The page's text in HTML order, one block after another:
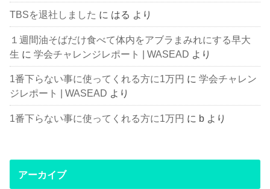
TBSを退社しました に はる より
１週間油そばだけ食べて体内をアブラまみれにする早大
生 に学会チャレンジレポート | WASEAD より
1番下らない事に使ってくれる方に1万円 に学会チャレン
ジレポート | WASEAD より
1番下らない事に使ってくれる方に1万円 に b より
アーカイブ